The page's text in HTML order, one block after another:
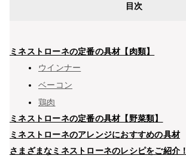
目次
ミネストローネの定番の具材【肉類】
ウインナー
ベーコン
鶏肉
ミネストローネの定番の具材【野菜類】
ミネストローネのアレンジにおすすめの具材
さまざまなミネストローネのレシピをご紹介！